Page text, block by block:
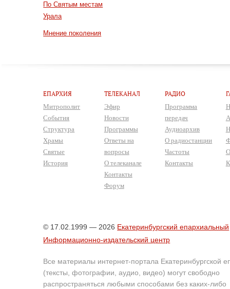
По Святым местам
Урала
Мнение поколения
ЕПАРХИЯ
Митрополит
События
Структура
Храмы
Святые
История
ТЕЛЕКАНАЛ
Эфир
Новости
Программы
Ответы на
вопросы
О телеканале
Контакты
Форум
РАДИО
Программа
передач
Аудиоархив
О радиостанции
Частоты
Контакты
© 17.02.1999 — 2026 Екатеринбургский епархиальный
Информационно-издательский центр
Все материалы интернет-портала Екатеринбургской
(тексты, фотографии, аудио, видео) могут свободно
распространяться любыми способами без каких-либо